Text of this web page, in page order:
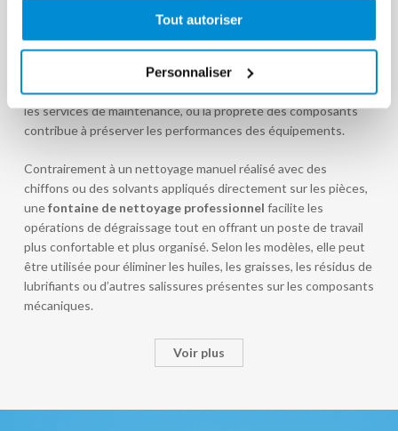
Tout autoriser
Personnaliser
fontaine de nettoyage électrique
mécaniques avant leur remontage ou leur maintenance. Elle
trouve naturellement sa place dans les ateliers industriels, les
garages, les concessions, les exploitations agricoles ou encore
les services de maintenance, où la propreté des composants
contribue à préserver les performances des équipements.
Contrairement à un nettoyage manuel réalisé avec des
chiffons ou des solvants appliqués directement sur les pièces,
unefontaine de nettoyage professionnel facilite les
opérations de dégraissage tout en offrant un poste de travail
plus confortable et plus organisé. Selon les modèles, elle peut
être utilisée pour éliminer les huiles, les graisses, les résidus de
lubrifiants ou d’autres salissures présentes sur les composants
mécaniques.
Voir plus